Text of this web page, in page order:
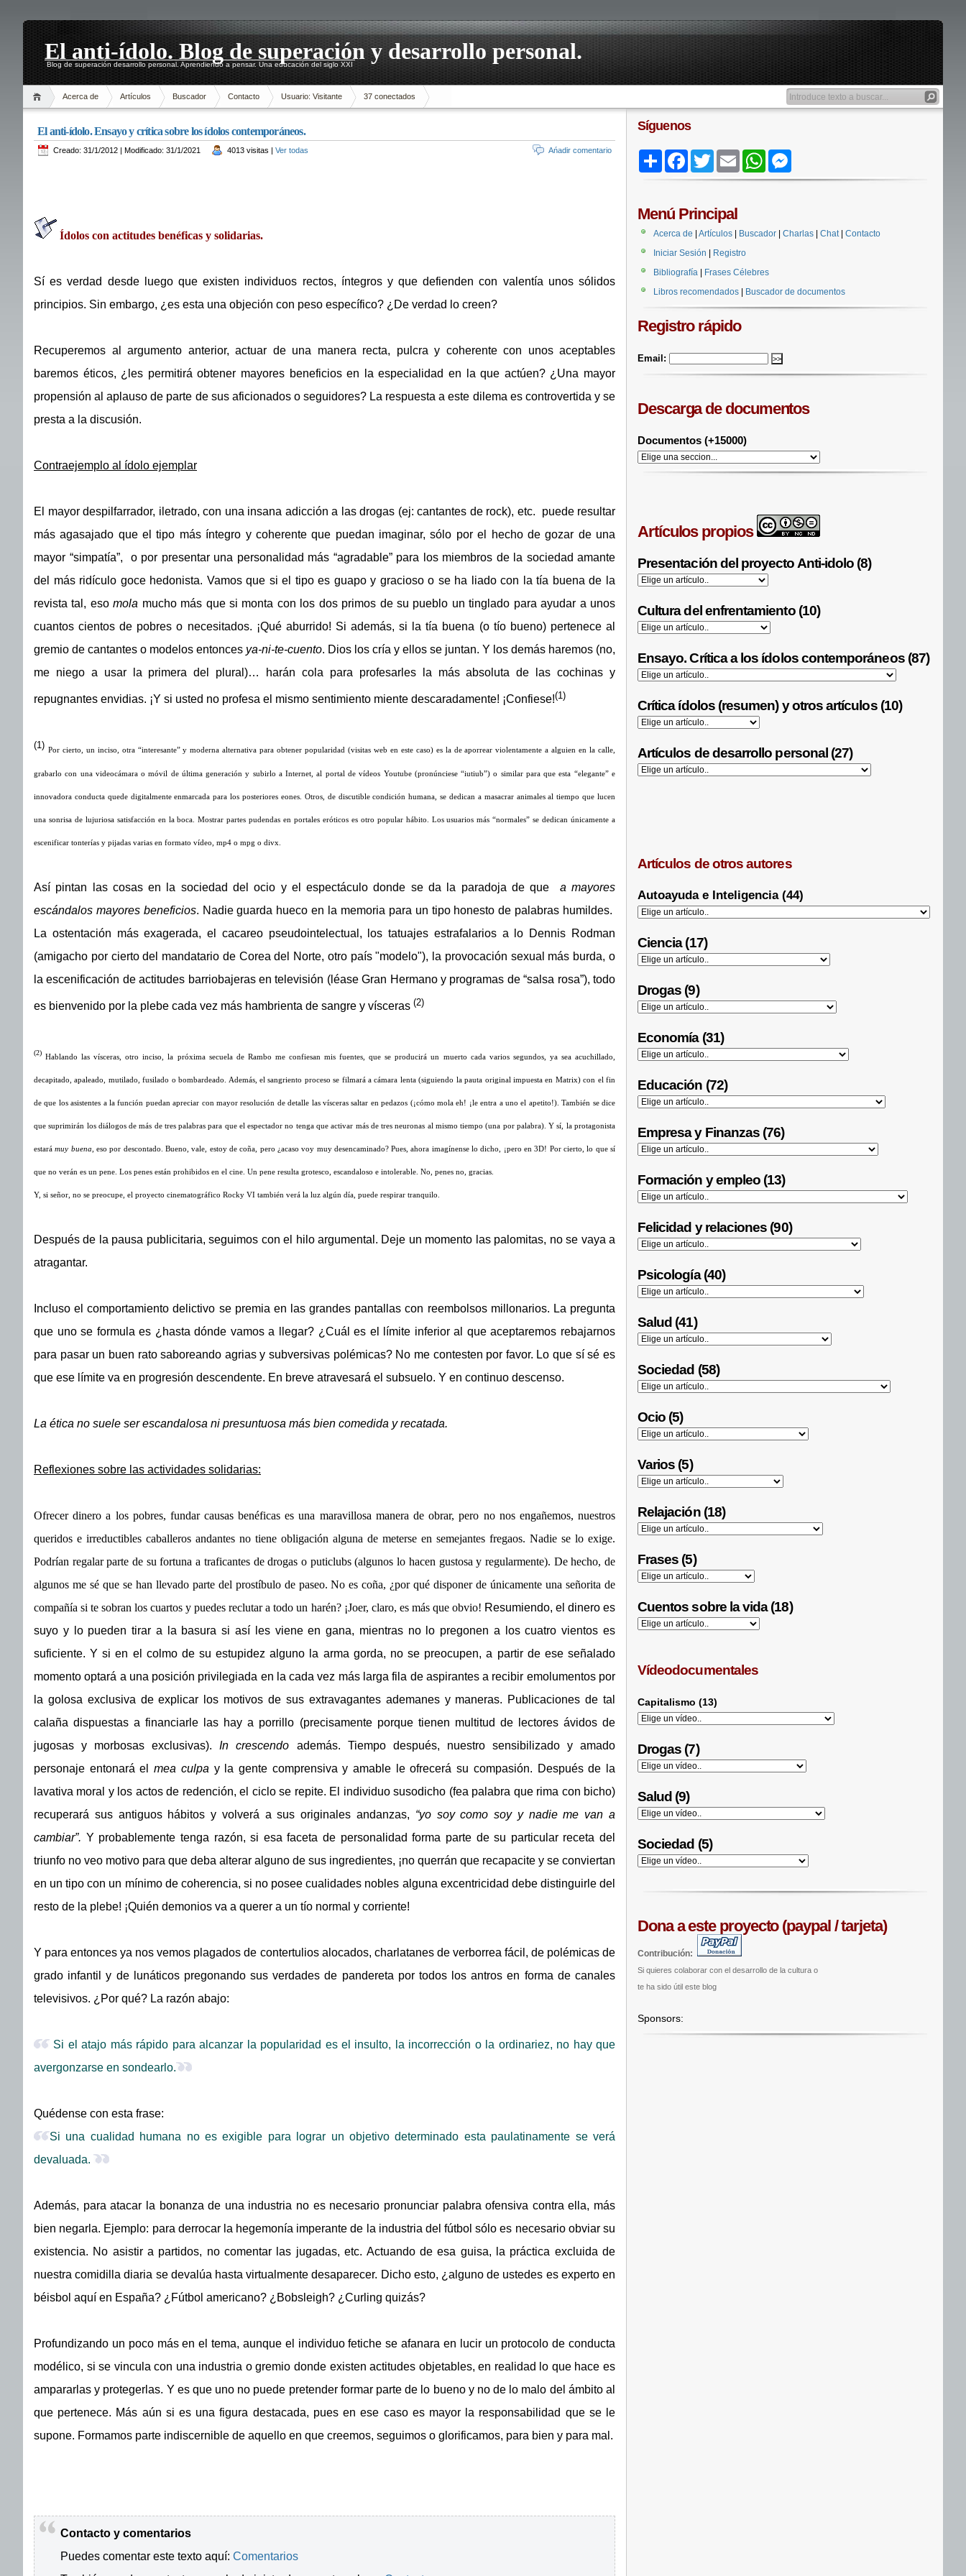
El anti-ídolo. Blog de superación y desarrollo personal.
Blog de superación desarrollo personal. Aprendiendo a pensar. Una educación del siglo XXI
Acerca de Artículos Buscador Contacto Usuario: Visitante 37 conectados
El anti-ídolo. Ensayo y crítica sobre los ídolos contemporáneos.
Creado: 31/1/2012 | Modificado: 31/1/2021 4013 visitas | Ver todas Ańadir comentario
Ídolos con actitudes benéficas y solidarias.
Sí es verdad desde luego que existen individuos rectos, íntegros y que defienden con valentía unos sólidos
principios. Sin embargo, ¿es esta una objeción con peso específico? ¿De verdad lo creen?
Recuperemos al argumento anterior, actuar de una manera recta, pulcra y coherente con unos aceptables
baremos éticos, ¿les permitirá obtener mayores beneficios en la especialidad en la que actúen? ¿Una mayor
propensión al aplauso de parte de sus aficionados o seguidores? La respuesta a este dilema es controvertida y se
presta a la discusión.
Contraejemplo al ídolo ejemplar
El mayor despilfarrador, iletrado, con una insana adicción a las drogas (ej: cantantes de rock), etc. puede resultar
más agasajado que el tipo más íntegro y coherente que puedan imaginar, sólo por el hecho de gozar de una
mayor “simpatía”, o por presentar una personalidad más “agradable” para los miembros de la sociedad amante
del más ridículo goce hedonista. Vamos que si el tipo es guapo y gracioso o se ha liado con la tía buena de la
revista tal, esomola mucho más que si monta con los dos primos de su pueblo un tinglado para ayudar a unos
cuantos cientos de pobres o necesitados. ¡Qué aburrido! Si además, si la tía buena (o tío bueno) pertenece al
gremio de cantantes o modelos entonces ya-ni-te-cuento. Dios los cría y ellos se juntan. Y los demás haremos (no,
me niego a usar la primera del plural)… harán cola para profesarles la más absoluta de las cochinas y
repugnantes envidias. ¡Y si usted no profesa el mismo sentimiento miente descaradamente! ¡Confiese!(1)
(1) Por cierto, un inciso, otra “interesante” y moderna alternativa para obtener popularidad (visitas web en este caso) es la de aporrear violentamente a alguien en la calle,
grabarlo con una videocámara o móvil de última generación y subirlo a Internet, al portal de vídeos Youtube (pronúnciese “iutiub”) o similar para que esta “elegante” e
innovadora conducta quede digitalmente enmarcada para los posteriores eones. Otros, de discutible condición humana, se dedican a masacrar animales al tiempo que lucen
una sonrisa de lujuriosa satisfacción en la boca. Mostrar partes pudendas en portales eróticos es otro popular hábito. Los usuarios más “normales” se dedican únicamente a
escenificar tonterías y pijadas varias en formato vídeo, mp4 o mpg o divx.
Así pintan las cosas en la sociedad del ocio y el espectáculo donde se da la paradoja de que a mayores
escándalos mayores beneficios. Nadie guarda hueco en la memoria para un tipo honesto de palabras humildes.
La ostentación más exagerada, el cacareo pseudointelectual, los tatuajes estrafalarios a lo Dennis Rodman
(amigacho por cierto del mandatario de Corea del Norte, otro país "modelo"), la provocación sexual más burda, o
la escenificación de actitudes barriobajeras en televisión (léase Gran Hermano y programas de “salsa rosa”), todo
es bienvenido por la plebe cada vez más hambrienta de sangre y vísceras (2)
(2)
Hablando las vísceras, otro inciso, la próxima secuela de Rambo me confiesan mis fuentes, que se producirá un muerto cada varios segundos, ya sea acuchillado,
decapitado, apaleado, mutilado, fusilado o bombardeado. Además, el sangriento proceso se filmará a cámara lenta (siguiendo la pauta original impuesta en Matrix) con el fin
de que los asistentes a la función puedan apreciar con mayor resolución de detalle las vísceras saltar en pedazos (¡cómo mola eh! ¡le entra a uno el apetito!). También se dice
que suprimirán los diálogos de más de tres palabras para que el espectador no tenga que activar más de tres neuronas al mismo tiempo (una por palabra). Y sí, la protagonista
estarámuy buena, eso por descontado. Bueno, vale, estoy de coña, pero ¿acaso voy muy desencaminado? Pues, ahora imagínense lo dicho, ¡pero en 3D! Por cierto, lo que sí
que no verán es un pene. Los penes están prohibidos en el cine. Un pene resulta grotesco, escandaloso e intolerable. No, penes no, gracias.
Y, si señor, no se preocupe, el proyecto cinematográfico Rocky VI también verá la luz algún día, puede respirar tranquilo.
Después de la pausa publicitaria, seguimos con el hilo argumental. Deje un momento las palomitas, no se vaya a
atragantar.
Incluso el comportamiento delictivo se premia en las grandes pantallas con reembolsos millonarios. La pregunta
que uno se formula es ¿hasta dónde vamos a llegar? ¿Cuál es el límite inferior al que aceptaremos rebajarnos
para pasar un buen rato saboreando agrias y subversivas polémicas? No me contesten por favor. Lo que sí sé es
que ese límite va en progresión descendente. En breve atravesará el subsuelo. Y en continuo descenso.
La ética no suele ser escandalosa ni presuntuosa más bien comedida y recatada.
Reflexiones sobre las actividades solidarias:
Ofrecer dinero a los pobres, fundar causas benéficas es una maravillosa manera de obrar, pero no nos engañemos, nuestros
queridos e irreductibles caballeros andantes no tiene obligación alguna de meterse en semejantes fregaos. Nadie se lo exige.
Podrían regalar parte de su fortuna a traficantes de drogas o puticlubs (algunos lo hacen gustosa y regularmente). De hecho, de
algunos me sé que se han llevado parte del prostíbulo de paseo. No es coña, ¿por qué disponer de únicamente una señorita de
compañía si te sobran los cuartos y puedes reclutar a todo un harén? ¡Joer, claro, es más que obvio! Resumiendo, el dinero es
suyo y lo pueden tirar a la basura si así les viene en gana, mientras no lo pregonen a los cuatro vientos es
suficiente. Y si en el colmo de su estupidez alguno la arma gorda, no se preocupen, a partir de ese señalado
momento optará a una posición privilegiada en la cada vez más larga fila de aspirantes a recibir emolumentos por
la golosa exclusiva de explicar los motivos de sus extravagantes ademanes y maneras. Publicaciones de tal
calaña dispuestas a financiarle las hay a porrillo (precisamente porque tienen multitud de lectores ávidos de
jugosas y morbosas exclusivas).In crescendo además. Tiempo después, nuestro sensibilizado y amado
personaje entonará elmea culpa y la gente comprensiva y amable le ofrecerá su compasión. Después de la
lavativa moral y los actos de redención, el ciclo se repite. El individuo susodicho (fea palabra que rima con bicho)
recuperará sus antiguos hábitos y volverá a sus originales andanzas, “yo soy como soy y nadie me van a
cambiar”. Y probablemente tenga razón, si esa faceta de personalidad forma parte de su particular receta del
triunfo no veo motivo para que deba alterar alguno de sus ingredientes, ¡no querrán que recapacite y se conviertan
en un tipo con un mínimo de coherencia, si no posee cualidades nobles alguna excentricidad debe distinguirle del
resto de la plebe! ¡Quién demonios va a querer a un tío normal y corriente!
Y para entonces ya nos vemos plagados de contertulios alocados, charlatanes de verborrea fácil, de polémicas de
grado infantil y de lunáticos pregonando sus verdades de pandereta por todos los antros en forma de canales
televisivos. ¿Por qué? La razón abajo:
Si el atajo más rápido para alcanzar la popularidad es el insulto, la incorrección o la ordinariez, no hay que
avergonzarse en sondearlo.
Quédense con esta frase:
Si una cualidad humana no es exigible para lograr un objetivo determinado esta paulatinamente se verá
devaluada.
Además, para atacar la bonanza de una industria no es necesario pronunciar palabra ofensiva contra ella, más
bien negarla. Ejemplo: para derrocar la hegemonía imperante de la industria del fútbol sólo es necesario obviar su
existencia. No asistir a partidos, no comentar las jugadas, etc. Actuando de esa guisa, la práctica excluida de
nuestra comidilla diaria se devalúa hasta virtualmente desaparecer. Dicho esto, ¿alguno de ustedes es experto en
béisbol aquí en España? ¿Fútbol americano? ¿Bobsleigh? ¿Curling quizás?
Profundizando un poco más en el tema, aunque el individuo fetiche se afanara en lucir un protocolo de conducta
modélico, si se vincula con una industria o gremio donde existen actitudes objetables, en realidad lo que hace es
ampararlas y protegerlas. Y es que uno no puede pretender formar parte de lo bueno y no de lo malo del ámbito al
que pertenece. Más aún si es una figura destacada, pues en ese caso es mayor la responsabilidad que se le
supone. Formamos parte indiscernible de aquello en que creemos, seguimos o glorificamos, para bien y para mal.
Contacto y comentarios
Puedes comentar este texto aquí: Comentarios
Síguenos
Share FacebookTwitter Email WhatsApp
Menú Principal
Acerca de Artículos Buscador Charlas Chat| Contacto
Iniciar Sesión
Registro
Bibliografía
Frases Célebres
Libros recomendados
Buscador de documentos
Registro rápido
Email:
Descarga de documentos
Documentos (+15000)
Artículos propios
Presentación del proyecto Anti-idolo (8)
Cultura del enfrentamiento (10)
Ensayo. Crítica a los ídolos contemporáneos (87)
Crítica ídolos (resumen) y otros artículos (10)
Artículos de desarrollo personal (27)
Artículos de otros autores
Autoayuda e Inteligencia (44)
Ciencia (17)
Drogas (9)
Economía (31)
Educación (72)
Empresa y Finanzas (76)
Formación y empleo (13)
Felicidad y relaciones (90)
Psicología (40)
Salud (41)
Sociedad (58)
Ocio (5)
Varios (5)
Relajación (18)
Frases (5)
Cuentos sobre la vida (18)
Vídeodocumentales
Capitalismo (13)
Drogas (7)
Salud (9)
Sociedad (5)
Dona a este proyecto (paypal / tarjeta)
Contribución:
Si quieres colaborar con el desarrollo de la cultura o
te ha sido útil este blog
Sponsors: